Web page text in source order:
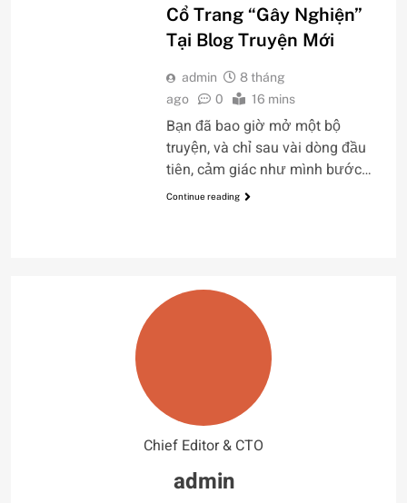
Chief Editor & CTO
admin
Cổ Trang “Gây Nghiện”
Tại Blog Truyện Mới
admin
8 tháng
ago
0 16 mins
Bạn đã bao giờ mở một bộ
truyện, và chỉ sau vài dòng đầu
tiên, cảm giác như mình bước…
Continue reading